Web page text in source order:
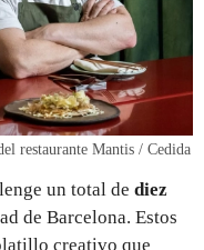
restaurante Mantis / Cedida
un total de diez
de Barcelona. Estos
creativo que